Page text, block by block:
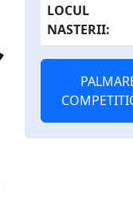
LOCUL
NASTERII: